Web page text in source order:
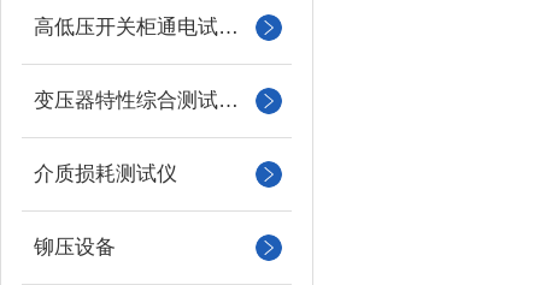
高低压开关柜通电试验台
变压器特性综合测试台系列
介质损耗测试仪
铆压设备